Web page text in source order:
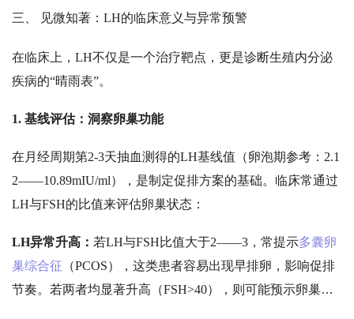
三、 见微知著： LH的临床意义与异常预警
在临床上， LH不仅是一个治疗靶点，更是诊断生殖内分泌
疾病的“晴雨表”。
1. 基线评估：洞察卵巢功能
在月经周期第2-3天抽血测得的LH基线值（卵泡期参考：2.1
2——10.89mIU/ml），是制定促排方案的基础。临床常通过
LH与FSH的比值来评估卵巢状态：
LH异常升高： 若LH与FSH比值大于2——3，常提示多囊卵
巢综合征 （PCOS），这类患者容易出现早排卵，影响促排
节奏。若两者均显著升高（FSH>40），则可能预示卵巢早